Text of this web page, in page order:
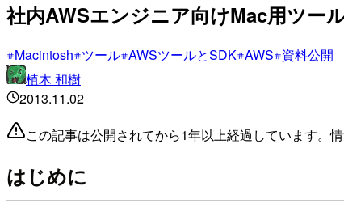
社内AWSエンジニア向けMac用ツー
Macintosh ツール AWSツールとSDK AWS 資料公開
植木 和樹
2013.11.02
この記事は公開されてから1年以上経過しています。
はじめに